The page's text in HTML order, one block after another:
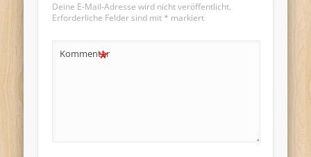
Deine E-Mail-Adresse wird nicht veröffentlicht.
Erforderliche Felder sind mit * markiert
Kommentar
*